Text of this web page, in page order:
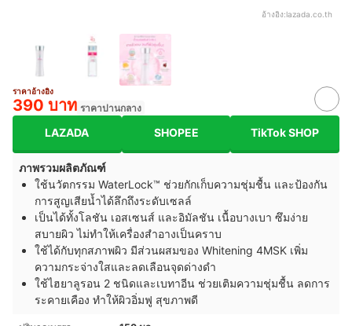
อ้างอิง:lazada.co.th
ราคาอ้างอิง
390 บาท ราคาปานกลาง
LAZADA SHOPEE TikTok SHOP
ภาพรวมผลิตภัณฑ์
ใช้นวัตกรรม WaterLock™ ช่วยกักเก็บความชุ่มชื้น และป้องกัน
การสูญเสียน้ำได้ลึกถึงระดับเซลล์
เป็นได้ทั้งโลชัน เอสเซนส์ และอิมัลชัน เนื้อบางเบา ซึมง่าย
สบายผิว ไม่ทำให้เครื่องสำอางเป็นคราบ
ใช้ได้กับทุกสภาพผิว มีส่วนผสมของ Whitening 4MSK เพิ่ม
ความกระจ่างใสและลดเลือนจุดด่างดำ
ใช้ไฮยาลูรอน 2 ชนิดและเบทาอีน ช่วยเติมความชุ่มชื้น ลดการ
ระคายเคือง ทำให้ผิวอิ่มฟู สุขภาพดี